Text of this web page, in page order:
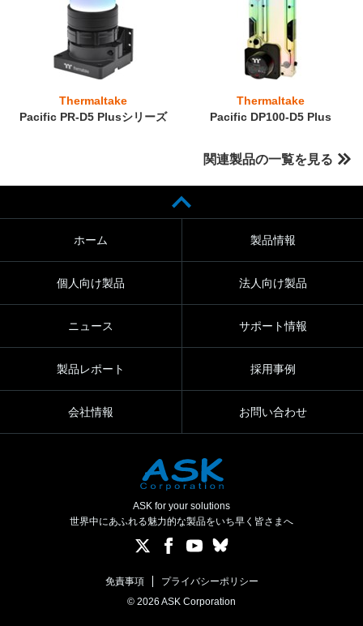
Thermaltake
Pacific PR-D5 Plusシリーズ
Thermaltake
Pacific DP100-D5 Plus
関連製品の一覧を見る
ホーム 製品情報
個人向け製品 法人向け製品
ニュース サポート情報
製品レポート 採用事例
会社情報 お問い合わせ
ASK for your solutions
世界中にあふれる魅力的な製品をいち早く皆さまへ
免責事項
プライバシーポリシー
© 2026 ASK Corporation